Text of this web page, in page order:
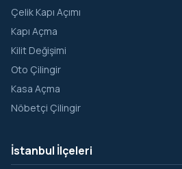
Çelik Kapı Açımı
Kapı Açma
Kilit Değişimi
Oto Çilingir
Kasa Açma
Nöbetçi Çilingir
İstanbul İlçeleri